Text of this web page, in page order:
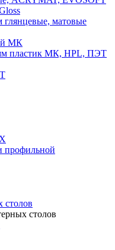
матовые
МК
пластик МК, HPL, ПЭТ
профильной
столов
столов